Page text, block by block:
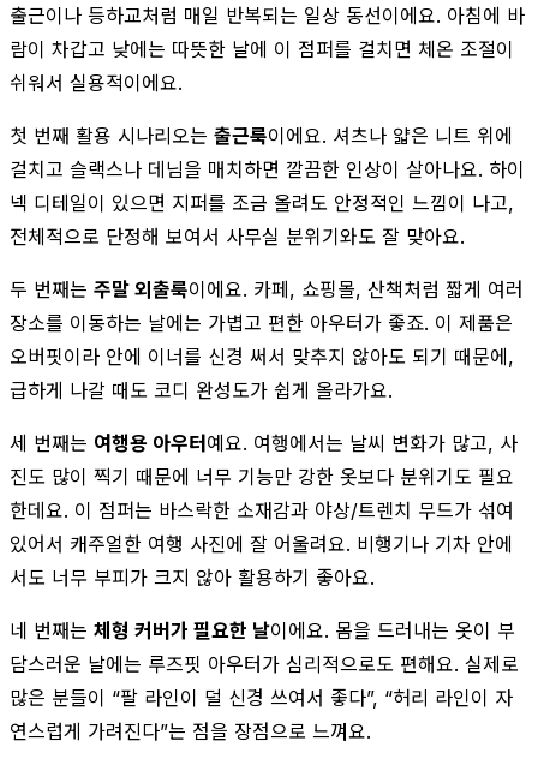
출근이나 등하교처럼 매일 반복되는 일상 동선이에요. 아침에 바
람이 차갑고 낮에는 따뜻한 날에 이 점퍼를 걸치면 체온 조절이
쉬워서 실용적이에요.
첫 번째 활용 시나리오는 출근룩이에요. 셔츠나 얇은 니트 위에
걸치고 슬랙스나 데님을 매치하면 깔끔한 인상이 살아나요. 하이
넥 디테일이 있으면 지퍼를 조금 올려도 안정적인 느낌이 나고,
전체적으로 단정해 보여서 사무실 분위기와도 잘 맞아요.
두 번째는 주말 외출룩이에요. 카페, 쇼핑몰, 산책처럼 짧게 여러
장소를 이동하는 날에는 가볍고 편한 아우터가 좋죠. 이 제품은
오버핏이라 안에 이너를 신경 써서 맞추지 않아도 되기 때문에,
급하게 나갈 때도 코디 완성도가 쉽게 올라가요.
세 번째는 여행용 아우터 예요. 여행에서는 날씨 변화가 많고, 사
진도 많이 찍기 때문에 너무 기능만 강한 옷보다 분위기도 필요
한데요. 이 점퍼는 바스락한 소재감과 야상/트렌치 무드가 섞여
있어서 캐주얼한 여행 사진에 잘 어울려요. 비행기나 기차 안에
서도 너무 부피가 크지 않아 활용하기 좋아요.
네 번째는 체형 커버가 필요한 날이에요. 몸을 드러내는 옷이 부
담스러운 날에는 루즈핏 아우터가 심리적으로도 편해요. 실제로
많은 분들이 “팔 라인이 덜 신경 쓰여서 좋다”, “허리 라인이 자
연스럽게 가려진다”는 점을 장점으로 느껴요.